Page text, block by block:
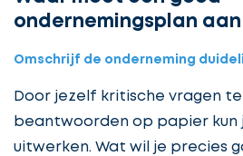
ondernemingsplan
Omschrijf de onderneming
Door jezelf kritische vragen
beantwoorden op papier kun
uitwerken. Wat wil je precies